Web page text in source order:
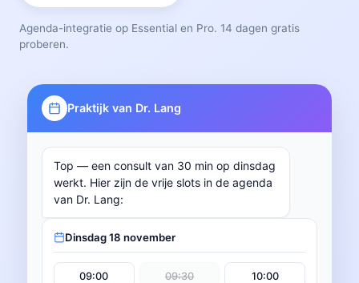
Agenda-integratie op Essential en Pro. 14 dagen gratis
proberen.
Praktijk van Dr. Lang
Top — een consult van 30 min op dinsdag
werkt. Hier zijn de vrije slots in de agenda
van Dr. Lang:
Dinsdag 18 november
09:00 09:30 10:00